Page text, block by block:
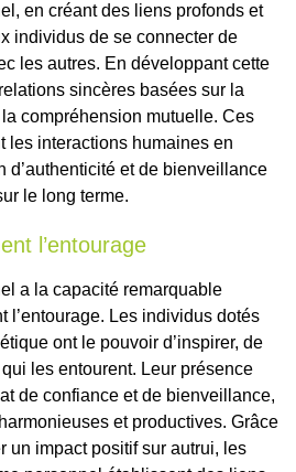
en créant des liens profonds et
individus de se connecter de
les autres. En développant cette
sincères basées sur la
compréhension mutuelle. Ces
les interactions humaines en
d’authenticité et de bienveillance
le long terme.
l’entourage
a la capacité remarquable
l’entourage. Les individus dotés
ont le pouvoir d’inspirer, de
les entourent. Leur présence
de confiance et de bienveillance,
et productives. Grâce
un impact positif sur autrui, les